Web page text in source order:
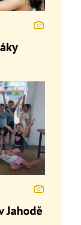
Jahodě